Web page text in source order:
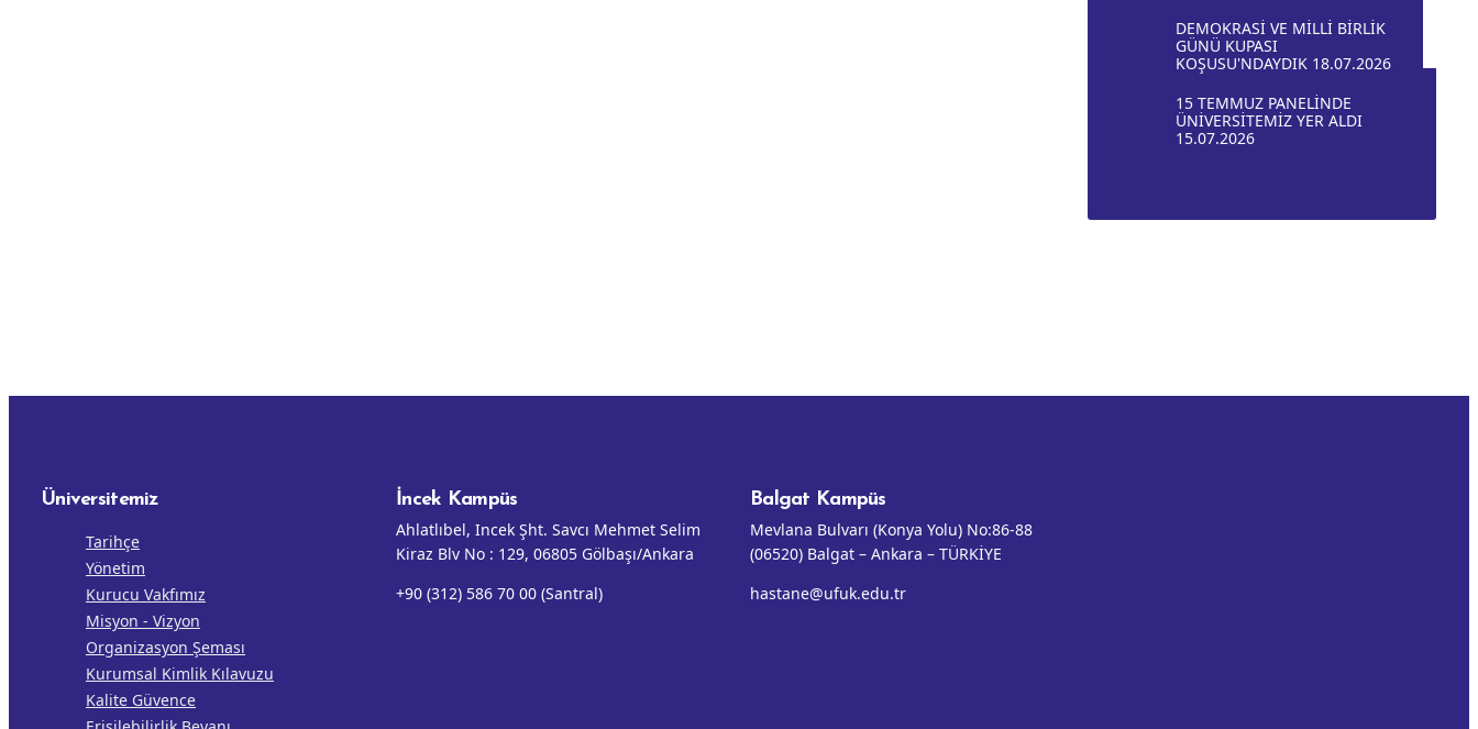
DEMOKRASİ VE MİLLİ BİRLİK
GÜNÜ KUPASI
KOŞUSU'NDAYDIK 18.07.2026
15 TEMMUZ PANELİNDE
ÜNİVERSİTEMİZ YER ALDI
15.07.2026
Üniversitemiz
Tarihçe
Yönetim
Kurucu Vakfımız
Misyon - Vizyon
Organizasyon Şeması
Kurumsal Kimlik Kılavuzu
Kalite Güvence
İncek Kampüs
Ahlatlıbel, Incek Şht. Savcı Mehmet Selim
Kiraz Blv No : 129, 06805 Gölbaşı/Ankara
+90 (312) 586 70 00 (Santral)
Balgat Kampüs
Mevlana Bulvarı (Konya Yolu) No:86-88
(06520) Balgat – Ankara – TÜRKİYE
hastane@ufuk.edu.tr